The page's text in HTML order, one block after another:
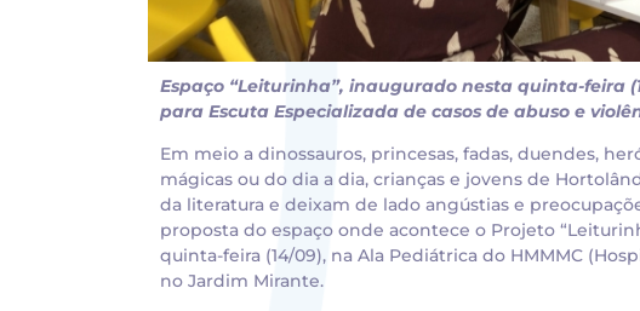
Espaço “Leiturinha”, inaugurado nesta quinta-feira
para Escuta Especializada de casos de abuso e
Em meio a dinossauros, princesas, fadas, duendes,
mágicas ou do dia a dia, crianças e jovens de
da literatura e deixam de lado angústias e
proposta do espaço onde acontece o Projeto
quinta-feira (14/09), na Ala Pediátrica do HMMMC
no Jardim Mirante.